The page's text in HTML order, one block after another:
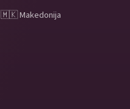
🇲🇰 Makedonija